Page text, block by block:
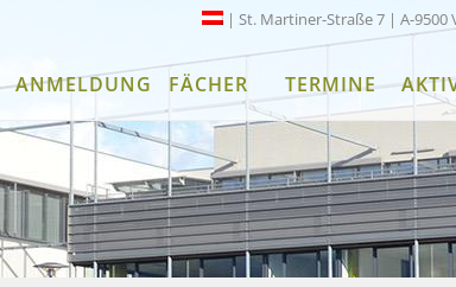
| St. Martiner-Straße 7 | A-
ANMELDUNG FÄCHER TERMINE